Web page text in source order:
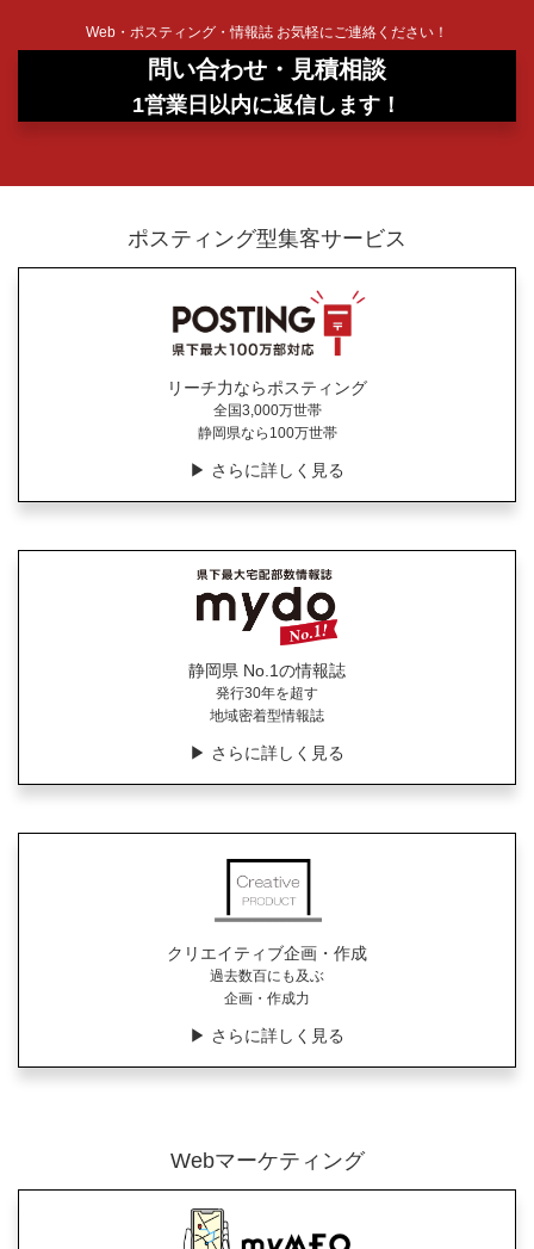
Web・ポスティング・情報誌 お気軽にご連絡ください！
問い合わせ・見積相談
1営業日以内に返信します！
ポスティング型集客サービス
リーチ力ならポスティング
全国3,000万世帯
静岡県なら100万世帯
▶︎ さらに詳しく見る
静岡県 No.1の情報誌
発行30年を超す
地域密着型情報誌
▶︎ さらに詳しく見る
クリエイティブ企画・作成
過去数百にも及ぶ
企画・作成力
▶︎ さらに詳しく見る
Webマーケティング